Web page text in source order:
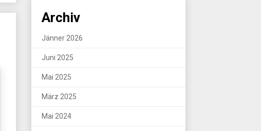
Archiv
Jänner 2026
Juni 2025
Mai 2025
März 2025
Mai 2024